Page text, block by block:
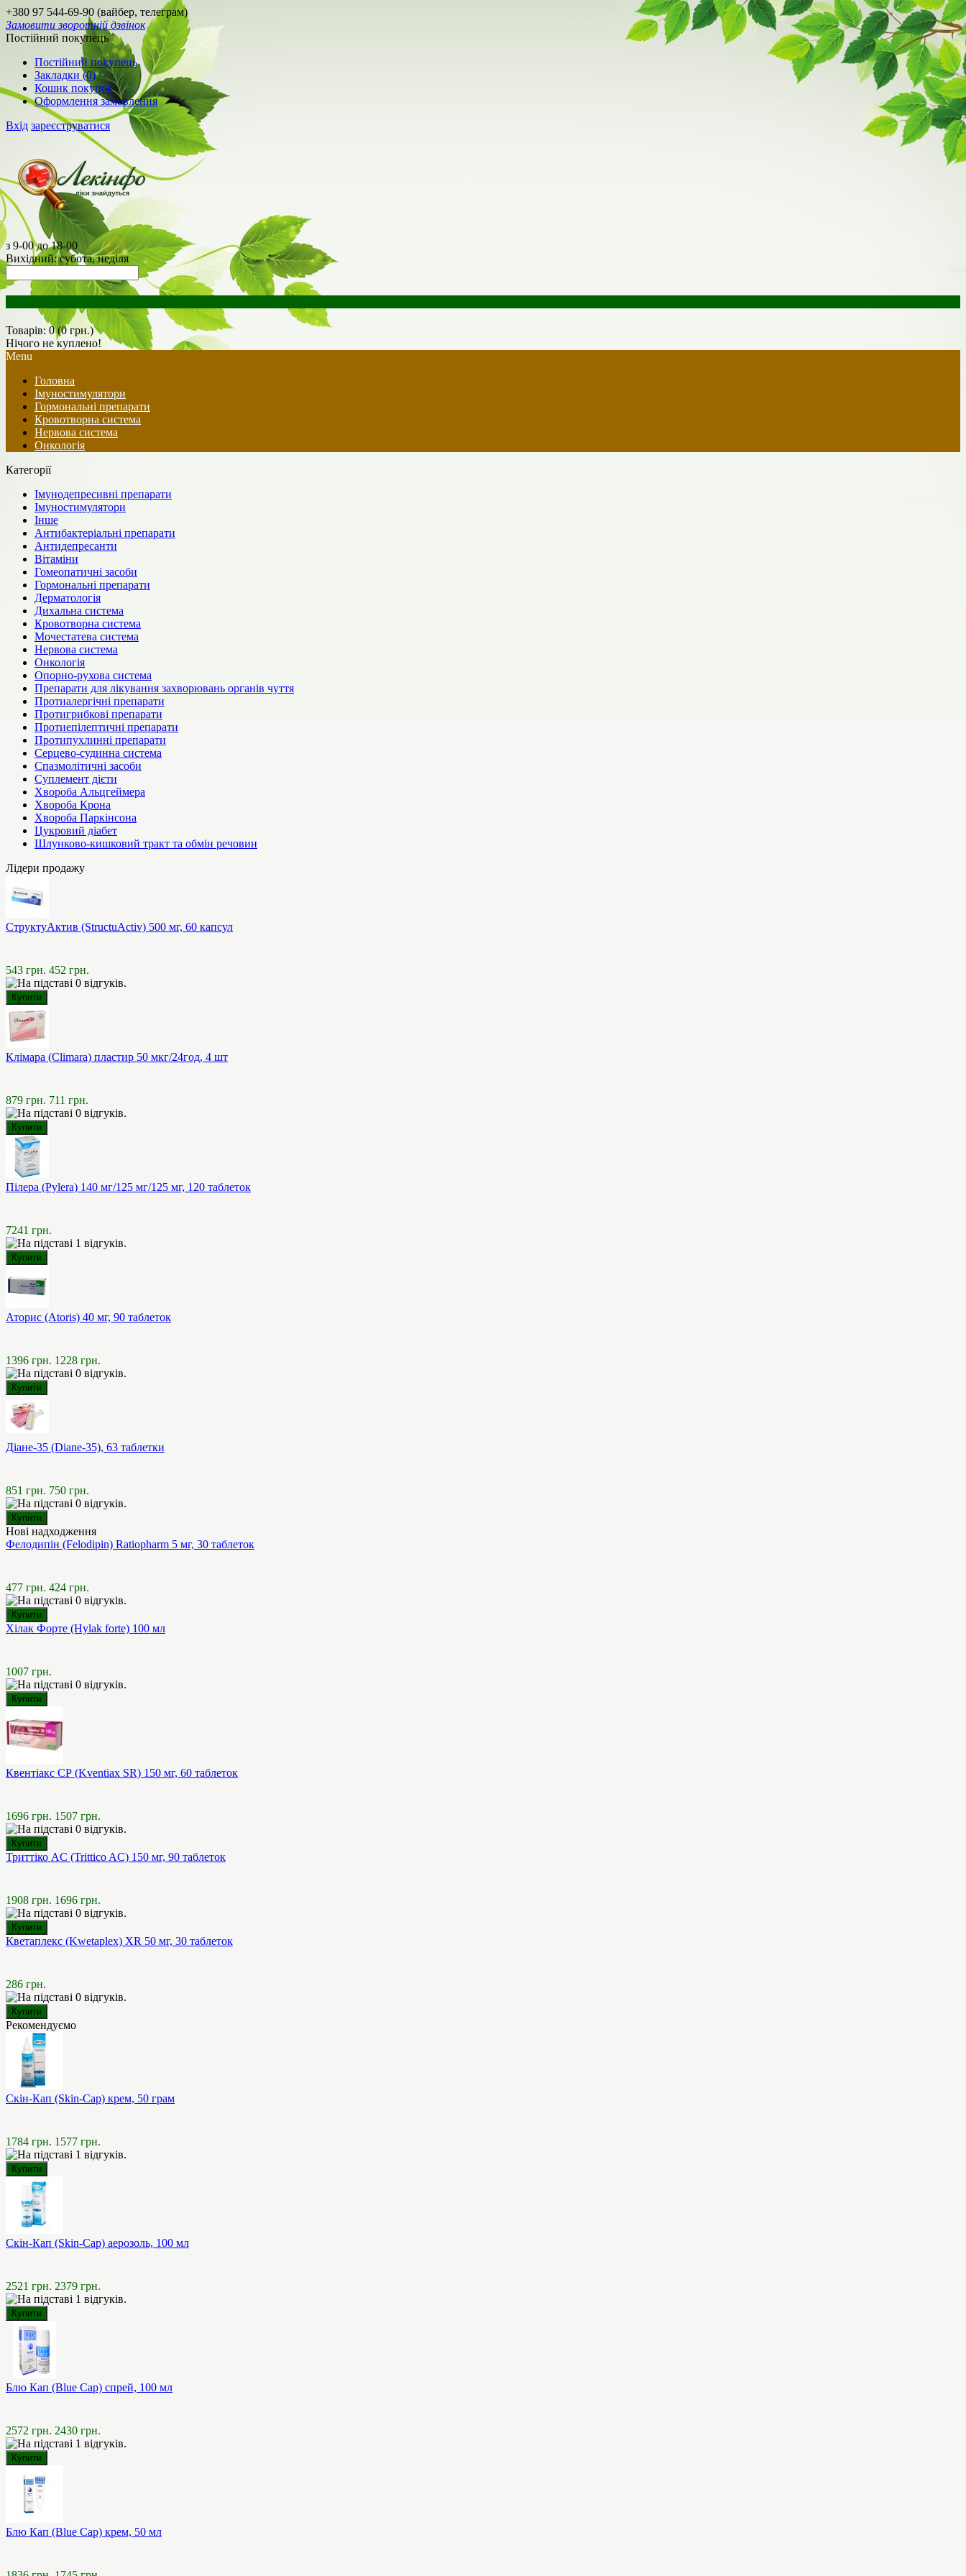
+380 97 544-69-90 (вайбер, телеграм)
Замовити зворотній дзвінок
Постійний покупець
Постійний покупець
Закладки (0)
Кошик покупок
Оформлення замовлення
Вхід зареєструватися
з 9-00 до 18-00
Вихідний: субота, неділя
Товарів: 0 (0 грн.)
Нічого не куплено!
Menu
Головна
Імуностимулятори
Гормональні препарати
Кровотворна система
Нервова система
Онкологія
Категорії
Імунодепресивні препарати
Імуностимулятори
Інше
Антибактеріальні препарати
Антидепресанти
Вітаміни
Гомеопатичні засоби
Гормональні препарати
Дерматологія
Дихальна система
Кровотворна система
Мочестатева система
Нервова система
Онкологія
Опорно-рухова система
Препарати для лікування захворювань органів чуття
Протиалергічні препарати
Протигрибкові препарати
Протиепілептичні препарати
Протипухлинні препарати
Серцево-судинна система
Спазмолітичні засоби
Суплемент дієти
Хвороба Альцгеймера
Хвороба Крона
Хвороба Паркінсона
Цукровий діабет
Шлунково-кишковий тракт та обмін речовин
Лідери продажу
СтруктуАктив (StructuActiv) 500 мг, 60 капсул
543 грн. 452 грн.
Клімара (Climara) пластир 50 мкг/24год, 4 шт
879 грн. 711 грн.
Пілера (Pylera) 140 мг/125 мг/125 мг, 120 таблеток
7241 грн.
Аторис (Atoris) 40 мг, 90 таблеток
1396 грн. 1228 грн.
Діане-35 (Diane-35), 63 таблетки
851 грн. 750 грн.
Нові надходження
Фелодипін (Felodipin) Ratiopharm 5 мг, 30 таблеток
477 грн. 424 грн.
Хілак Форте (Hylak forte) 100 мл
1007 грн.
Квентіакс СР (Kventiax SR) 150 мг, 60 таблеток
1696 грн. 1507 грн.
Триттіко AC (Trittico AC) 150 мг, 90 таблеток
1908 грн. 1696 грн.
Кветаплекс (Kwetaplex) XR 50 мг, 30 таблеток
286 грн.
Рекомендуємо
Скін-Кап (Skin-Cap) крем, 50 грам
1784 грн. 1577 грн.
Скін-Кап (Skin-Cap) аерозоль, 100 мл
2521 грн. 2379 грн.
Блю Кап (Blue Cap) спрей, 100 мл
2572 грн. 2430 грн.
Блю Кап (Blue Cap) крем, 50 мл